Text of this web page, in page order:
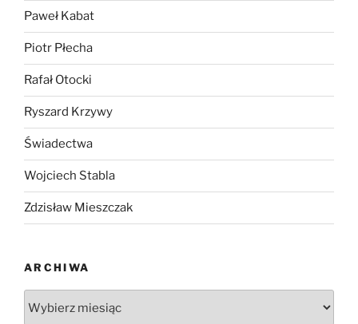
Paweł Kabat
Piotr Płecha
Rafał Otocki
Ryszard Krzywy
Świadectwa
Wojciech Stabla
Zdzisław Mieszczak
ARCHIWA